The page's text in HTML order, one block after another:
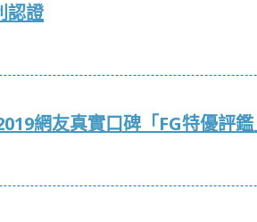
認證
網友真實口碑「FG特優評